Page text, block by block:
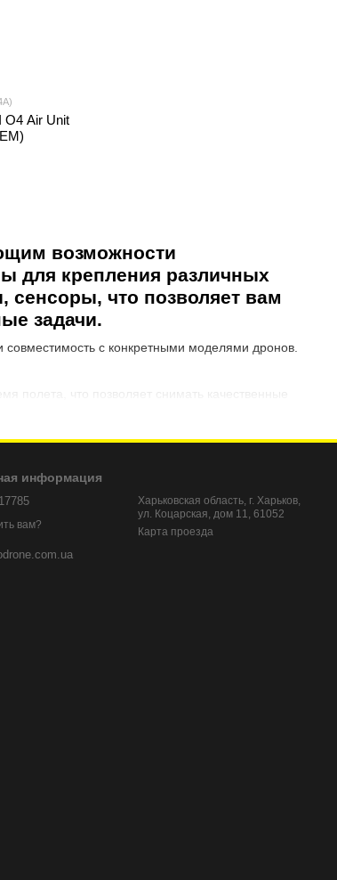
возможности
для крепления различных
сенсоры, что позволяет вам
задачи.
с конкретными моделями дронов.
полета, что позволяет снимать качественные
тот, который наилучшим образом отвечает
O4 Air Unit
информация
вам?
Харьковская область, г. Харьков,
ул. Коцарская, дом 11, 61052
Карта проезда